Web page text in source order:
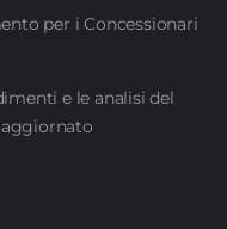
per i Concessionari
e le analisi del